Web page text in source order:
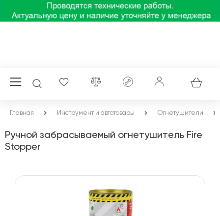
Главная Инструмент и автотовары Огнетушители
Ручной забрасываемый огнетушитель Fire
Stopper